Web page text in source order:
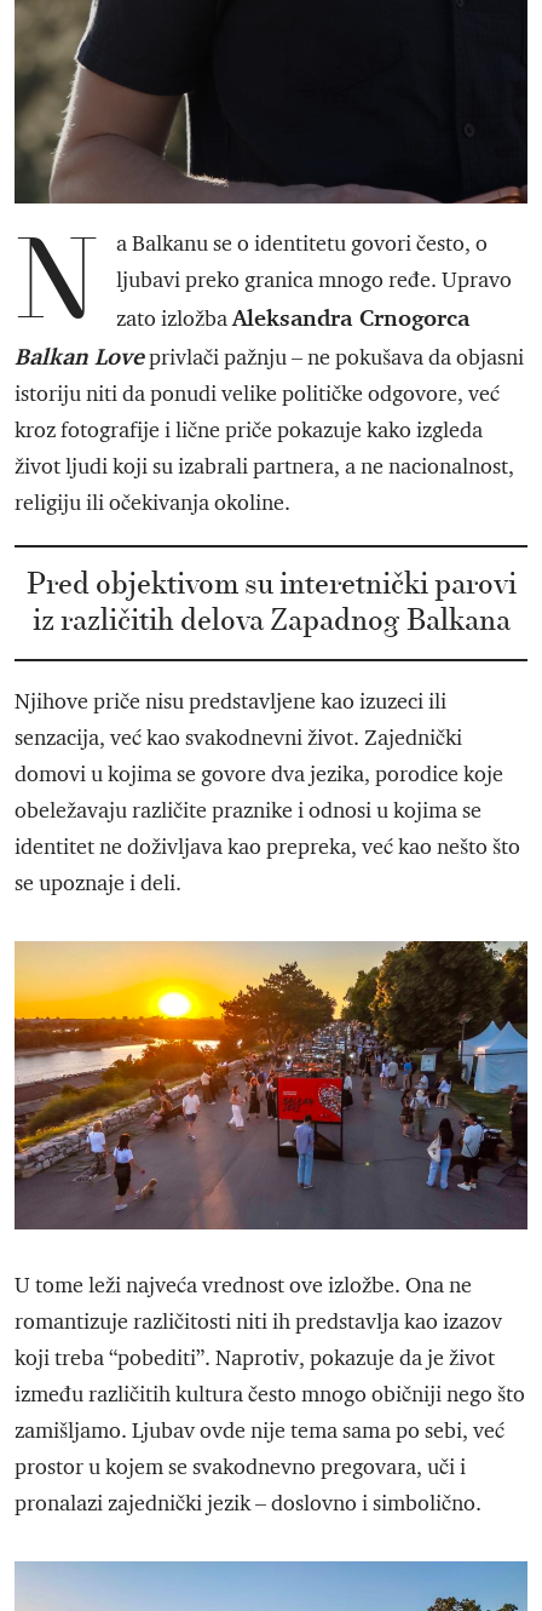
N
a Balkanu se o identitetu govori često, o
ljubavi preko granica mnogo ređe. Upravo
zato izložbaAleksandra Crnogorca
Balkan Loveprivlači pažnju – ne pokušava da objasni
istoriju niti da ponudi velike političke odgovore, već
kroz fotografije i lične priče pokazuje kako izgleda
život ljudi koji su izabrali partnera, a ne nacionalnost,
religiju ili očekivanja okoline.
Pred objektivom su interetnički parovi
iz različitih delova Zapadnog Balkana
Njihove priče nisu predstavljene kao izuzeci ili
senzacija, već kao svakodnevni život. Zajednički
domovi u kojima se govore dva jezika, porodice koje
obeležavaju različite praznike i odnosi u kojima se
identitet ne doživljava kao prepreka, već kao nešto što
se upoznaje i deli.
U tome leži najveća vrednost ove izložbe. Ona ne
romantizuje različitosti niti ih predstavlja kao izazov
koji treba “pobediti”. Naprotiv, pokazuje da je život
između različitih kultura često mnogo običniji nego što
zamišljamo. Ljubav ovde nije tema sama po sebi, već
prostor u kojem se svakodnevno pregovara, uči i
pronalazi zajednički jezik – doslovno i simbolično.